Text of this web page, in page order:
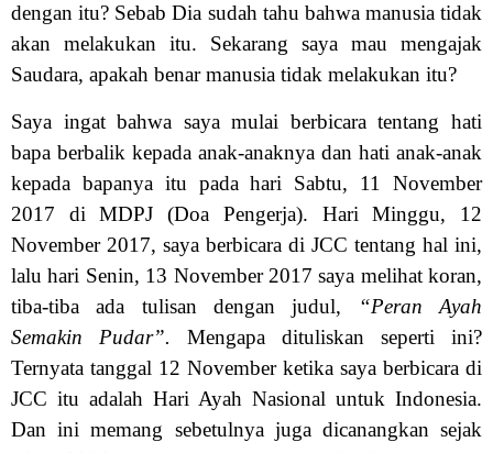
dengan itu? Sebab Dia sudah tahu bahwa manusia tidak
akan melakukan itu. Sekarang saya mau mengajak
Saudara, apakah benar manusia tidak melakukan itu?
Saya ingat bahwa saya mulai berbicara tentang hati
bapa berbalik kepada anak-anaknya dan hati anak-anak
kepada bapanya itu pada hari Sabtu, 11 November
2017 di MDPJ (Doa Pengerja). Hari Minggu, 12
November 2017, saya berbicara di JCC tentang hal ini,
lalu hari Senin, 13 November 2017 saya melihat koran,
tiba-tiba ada tulisan dengan judul,
“Peran Ayah
Semakin Pudar”. Mengapa dituliskan seperti ini?
Ternyata tanggal 12 November ketika saya berbicara di
JCC itu adalah Hari Ayah Nasional untuk Indonesia.
Dan ini memang sebetulnya juga dicanangkan sejak